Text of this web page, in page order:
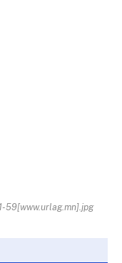
59[www.urlag.mn].jpg